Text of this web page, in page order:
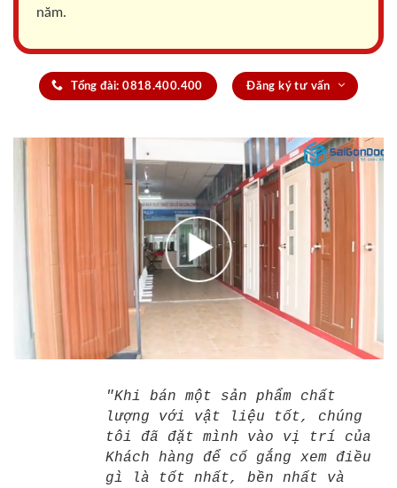
năm.
Tổng đài: 0818.400.400 Đăng ký tư vấn
"Khi bán một sản phẩm chất
lượng với vật liệu tốt, chúng
tôi đã đặt mình vào vị trí của
Khách hàng để cố gắng xem điều
gì là tốt nhất, bền nhất và